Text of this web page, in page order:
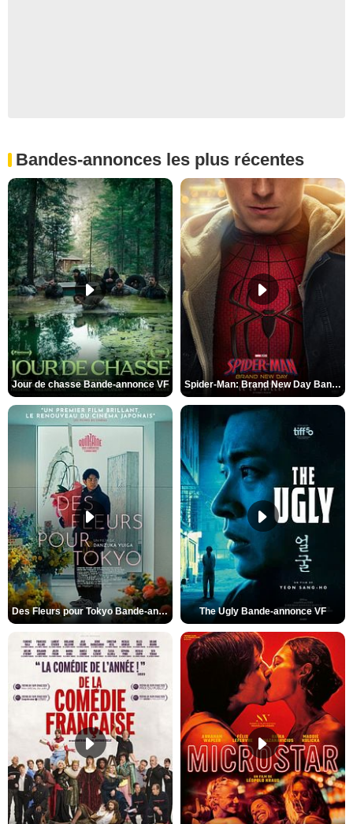
Bandes-annonces les plus récentes
Jour de chasse Bande-annonce VF Spider-Man: Brand New Day Bande-annonce (3) VO STFR
Des Fleurs pour Tokyo Bande-annonce VO STFR The Ugly Bande-annonce VF